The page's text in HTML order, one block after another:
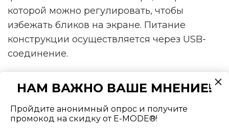
которой можно регулировать, чтобы
избежать бликов на экране. Питание
конструкции осуществляется через USB-
соединение.
конденсацию или влагу, которая может
испортить экран монитора, а саму систему
выращивания можно модифицировать для
НАМ ВАЖНО ВАШЕ МНЕНИЕ!
Пройдите анонимный опрос и получите
промокод на скидку от E-MODE®!